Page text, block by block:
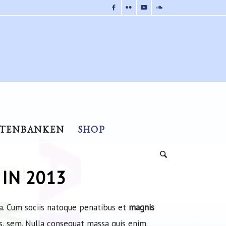
SHOP
IN 2013
Cum sociis natoque penatibus et magnis
Nulla consequat massa quis enim.